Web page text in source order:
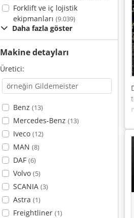
Forklift ve iç lojistik
ekipmanları (9.039)
Daha fazla göster
Makine detayları
Üretici:
Benz (13)
Mercedes-Benz (13)
Iveco (12)
MAN (8)
DAF (6)
Volvo (5)
SCANIA (3)
Astra (1)
Freightliner (1)